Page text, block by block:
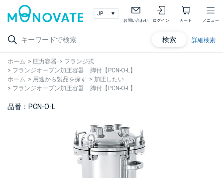
お問い合わせ ログイン カート メニュー
検索 詳細検索
ホーム > 圧力容器 > フランジ式
> フランジオープン加圧容器 脚付【PCN-O-L】
ホーム > 用途から製品を探す > 加圧したい
> フランジオープン加圧容器 脚付【PCN-O-L】
品番：PCN-O-L